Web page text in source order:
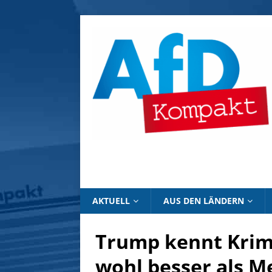
AKTUELL AUS DEN LÄNDERN
Trump kennt
wohl besser als